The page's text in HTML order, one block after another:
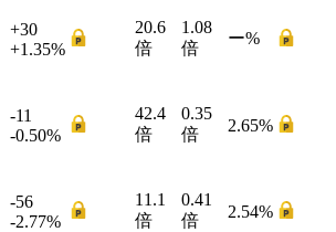
+30
+1.35%
20.6
倍
1.08
倍
ー%
-11
-0.50%
42.4
倍
0.35
倍
2.65%
-56
-2.77%
11.1
倍
0.41
倍
2.54%